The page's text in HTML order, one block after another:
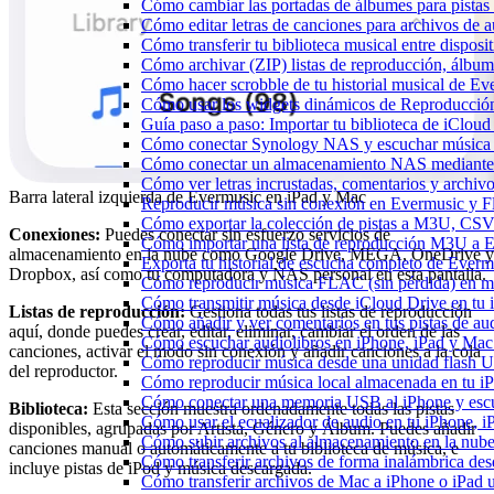
Cómo cambiar las portadas de álbumes para
Cómo editar letras de canciones para archivos de
Cómo transferir tu biblioteca musical entre
Cómo archivar (ZIP) listas de reproducción,
Cómo hacer scrobble de tu historial musical de
Cómo usar los widgets dinámicos de
Guía paso a paso: Importar tu biblioteca de
Cómo conectar Synology NAS y escuchar
Cómo conectar un almacenamiento NAS
Cómo ver letras incrustadas, comentarios y
Reproducir música sin conexión en Evermusic y
Cómo exportar la colección de pistas a M3U,
Cómo importar una lista de reproducción M3U a
Exporta tu historial de escucha completo de
Cómo reproducir música FLAC (sin pérdida) en
Cómo transmitir música desde iCloud Drive en tu
Cómo añadir y ver comentarios en tus pistas de
Cómo escuchar audiolibros en iPhone, iPad y
Cómo reproducir música desde una unidad flash
Cómo reproducir música local almacenada en tu
Cómo conectar una memoria USB al iPhone y
Cómo usar el ecualizador de audio en tu iPhone,
Cómo subir archivos al almacenamiento en la
Cómo transferir archivos de forma inalámbrica
Cómo transferir archivos de Mac a iPhone o iPad
Barra lateral izquierda de Evermusic en iPad y Mac
Conexiones: Puedes conectar sin esfuerzo servicios de
almacenamiento en la nube como Google Drive, MEGA, OneDrive y
Dropbox, así como tu computadora y NAS personal en esta pantalla.
Listas de reproducción:Gestiona todas tus listas de reproducción
aquí, donde puedes crear, editar, eliminar, cambiar el orden de las
canciones, activar el modo sin conexión y añadir canciones a la cola
del reproductor.
Biblioteca: Esta sección muestra ordenadamente todas las pistas
disponibles, agrupadas por Artista, Género y Álbum. Puedes añadir
canciones manual o automáticamente a tu biblioteca de música, e
incluye pistas de iPod y música descargada.